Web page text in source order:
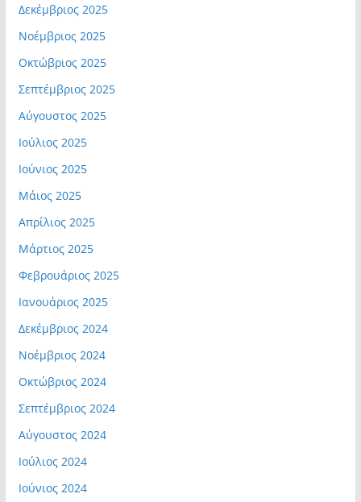
Δεκέμβριος 2025
Νοέμβριος 2025
Οκτώβριος 2025
Σεπτέμβριος 2025
Αύγουστος 2025
Ιούλιος 2025
Ιούνιος 2025
Μάιος 2025
Απρίλιος 2025
Μάρτιος 2025
Φεβρουάριος 2025
Ιανουάριος 2025
Δεκέμβριος 2024
Νοέμβριος 2024
Οκτώβριος 2024
Σεπτέμβριος 2024
Αύγουστος 2024
Ιούλιος 2024
Ιούνιος 2024